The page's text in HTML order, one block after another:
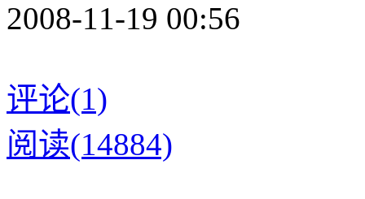
2008-11-19 00:56
评论(1)
阅读(14884)